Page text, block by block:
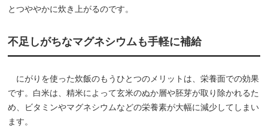
とつややかに炊き上がるのです。
不足しがちなマグネシウムも手軽に補給
にがりを使った炊飯のもうひとつのメリットは、栄養面での効果
です。白米は、精米によって玄米のぬか層や胚芽が取り除かれるた
め、ビタミンやマグネシウムなどの栄養素が大幅に減少してしまい
ます。